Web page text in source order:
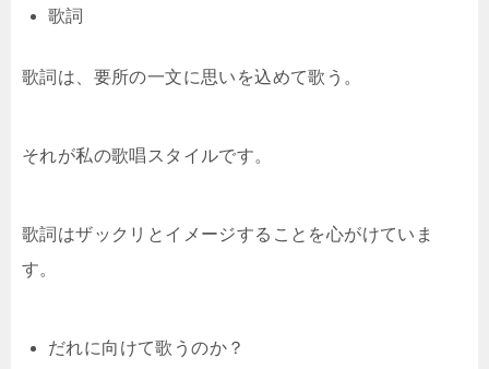
歌詞
歌詞は、要所の一文に思いを込めて歌う。
それが私の歌唱スタイルです。
歌詞はザックリとイメージすることを心がけていま
す。
だれに向けて歌うのか？